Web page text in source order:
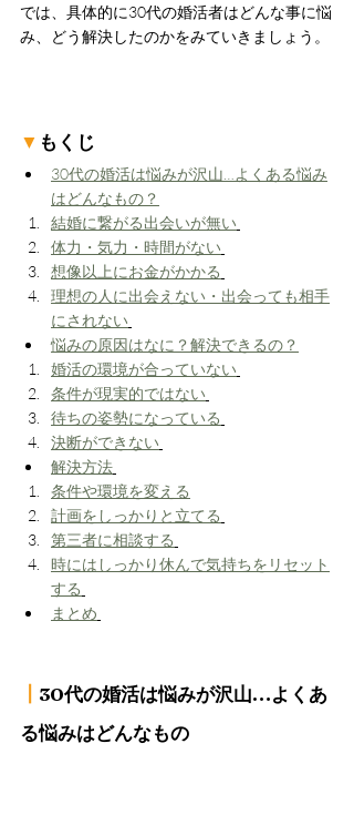
では、具体的に30代の婚活者はどんな事に悩
み、どう解決したのかをみていきましょう。
▼ もくじ
30代の婚活は悩みが沢山…よくある悩み
はどんなもの？
​​結婚に繋がる出会いが無い
体力・気力・時間がない
想像以上にお金がかかる
理想の人に出会えない・出会っても相手
にされない
悩みの原因はなに？解決できるの？
婚活の環境が合っていない
条件が現実的ではない
待ちの姿勢になっている
決断ができない
​解決方法
​条件や環境を変える
計画をしっかりと立てる
第三者に相談する
時にはしっかり休んで気持ちをリセット
する
まとめ
30代の婚活は悩みが沢山…よくあ
る悩みはどんなもの